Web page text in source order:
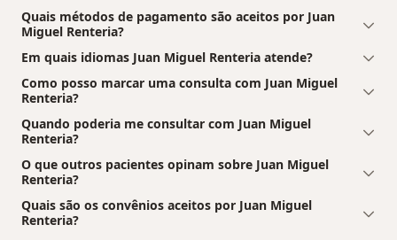
Quais métodos de pagamento são aceitos por Juan
Miguel Renteria?
Em quais idiomas Juan Miguel Renteria atende?
Como posso marcar uma consulta com Juan Miguel
Renteria?
Quando poderia me consultar com Juan Miguel
Renteria?
O que outros pacientes opinam sobre Juan Miguel
Renteria?
Quais são os convênios aceitos por Juan Miguel
Renteria?